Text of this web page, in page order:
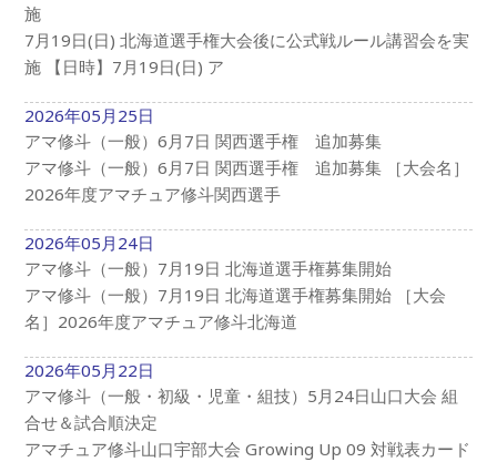
施
7月19日(日) 北海道選手権大会後に公式戦ルール講習会を実
施 【日時】7月19日(日) ア
2026年05月25日
アマ修斗（一般）6月7日 関西選手権 追加募集
アマ修斗（一般）6月7日 関西選手権 追加募集 ［大会名］
2026年度アマチュア修斗関西選手
2026年05月24日
アマ修斗（一般）7月19日 北海道選手権募集開始
アマ修斗（一般）7月19日 北海道選手権募集開始 ［大会
名］2026年度アマチュア修斗北海道
2026年05月22日
アマ修斗（一般・初級・児童・組技）5月24日山口大会 組
合せ＆試合順決定
アマチュア修斗山口宇部大会 Growing Up 09 対戦表カード